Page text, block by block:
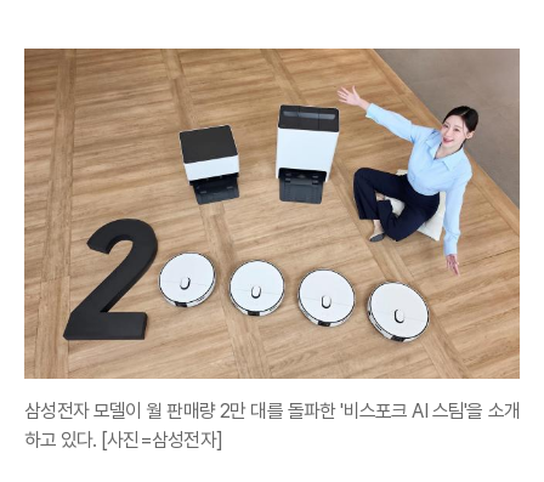
삼성전자 모델이 월 판매량 2만 대를 돌파한 '비스포크 AI 스팀'을 소개
하고 있다. [사진=삼성전자]